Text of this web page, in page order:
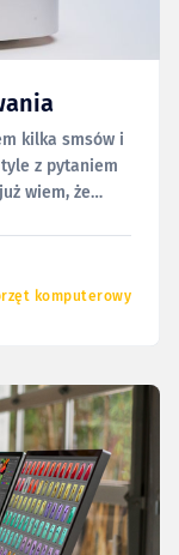
kilka smsów i
z pytaniem
wiem, że
komputerowy